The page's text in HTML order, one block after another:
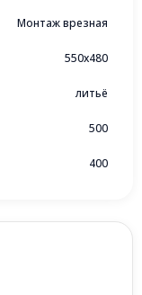
Монтаж врезная
550x480
литьё
500
400